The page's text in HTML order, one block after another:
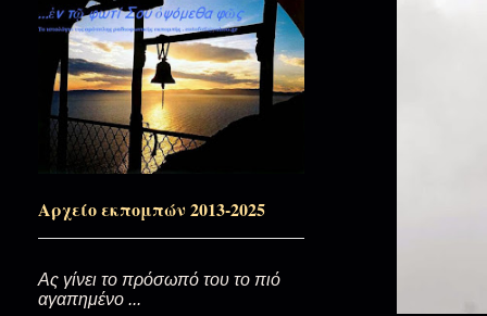
Ο Φινλανδός και ο Άγιος
Αρχείο εκπομπών 2013-2025
Ας γίνει το πρόσωπό του το πιό
αγαπημένο ...